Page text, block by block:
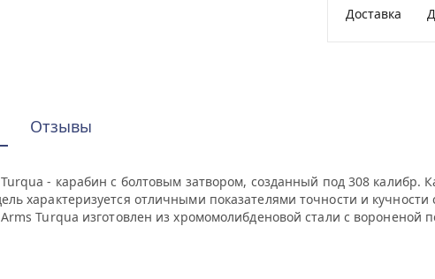
Доставка
Отзывы
- карабин с болтовым затвором, созданный под 308 калибр.
характеризуется отличными показателями точности и
Turqua изготовлен из хромомолибденовой стали с вороненой